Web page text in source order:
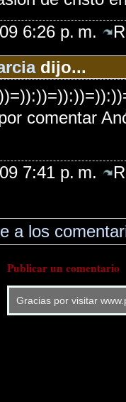
6:26 p. m.
dijo...
comentar
7:41 p. m.
a los
Publicar un comentario
Gracias por visitar